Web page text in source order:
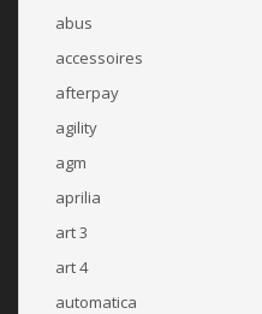
abus
accessoires
afterpay
agility
agm
aprilia
art 3
art 4
automatica